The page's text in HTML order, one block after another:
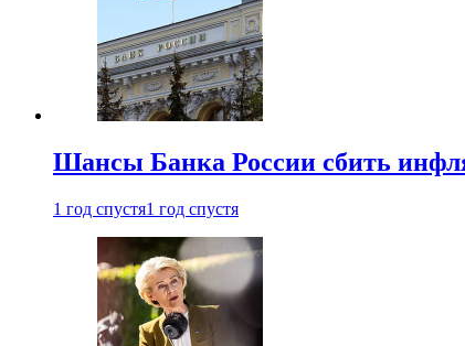
Шансы Банка России сбить
1 год спустя1 год спустя